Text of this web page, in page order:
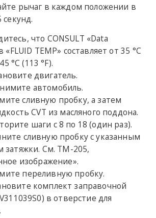
рычаг в каждом положении в
секунд.
что CONSULT «Data
TEMP» составляет от 35 °C
°C (113 °F).
двигатель.
автомобиль.
сливную пробку, а затем
CVT из масляного поддона.
шаги с 8 по 18 (один раз).
сливную пробку с указанным
затяжки. См. TM-205,
изображение».
переливную пробку.
комплект заправочной
в отверстие для